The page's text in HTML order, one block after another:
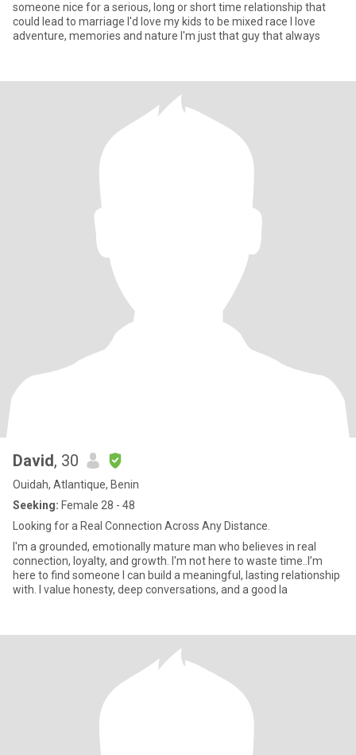
someone nice for a serious, long or short time relationship that
could lead to marriage I'd love my kids to be mixed race I love
adventure, memories and nature I'm just that guy that always
David, 30
Ouidah, Atlantique, Benin
Seeking: Female 28 - 48
Looking for a Real Connection Across Any Distance.
I'm a grounded, emotionally mature man who believes in real
connection, loyalty, and growth. I'm not here to waste time..I’m
here to find someone I can build a meaningful, lasting relationship
with. I value honesty, deep conversations, and a good la